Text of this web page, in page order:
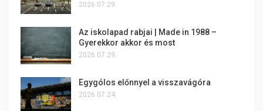
2026.07.29.
Az iskolapad rabjai | Made in 1988 –
Gyerekkor akkor és most
2026.07.29.
Egygólos előnnyel a visszavágóra
2026.07.24.